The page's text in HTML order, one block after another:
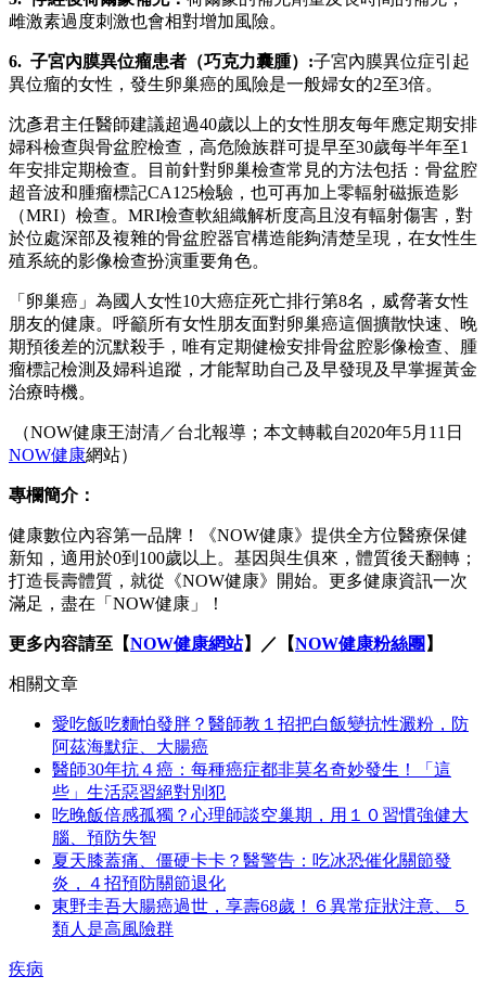
雌激素過度刺激也會相對增加風險。
6. 子宮內膜異位瘤患者（巧克力囊腫）:子宮內膜異位症引起
異位瘤的女性，發生卵巢癌的風險是一般婦女的2至3倍。
沈彥君主任醫師建議超過40歲以上的女性朋友每年應定期安排
婦科檢查與骨盆腔檢查，高危險族群可提早至30歲每半年至1
年安排定期檢查。目前針對卵巢檢查常見的方法包括：骨盆腔
超音波和腫瘤標記CA125檢驗，也可再加上零輻射磁振造影
（MRI）檢查。MRI檢查軟組織解析度高且沒有輻射傷害，對
於位處深部及複雜的骨盆腔器官構造能夠清楚呈現，在女性生
殖系統的影像檢查扮演重要角色。
「卵巢癌」為國人女性10大癌症死亡排行第8名，威脅著女性
朋友的健康。呼籲所有女性朋友面對卵巢癌這個擴散快速、晚
期預後差的沉默殺手，唯有定期健檢安排骨盆腔影像檢查、腫
瘤標記檢測及婦科追蹤，才能幫助自己及早發現及早掌握黃金
治療時機。
（NOW健康王澍清／台北報導；本文轉載自2020年5月11日
NOW健康網站）
專欄簡介：
健康數位內容第一品牌！《NOW健康》提供全方位醫療保健
新知，適用於0到100歲以上。基因與生俱來，體質後天翻轉；
打造長壽體質，就從《NOW健康》開始。更多健康資訊一次
滿足，盡在「NOW健康」！
更多內容請至【NOW健康網站】／【NOW健康粉絲團 】
相關文章
愛吃飯吃麵怕發胖？醫師教１招把白飯變抗性澱粉，防
阿茲海默症、大腸癌
醫師30年抗４癌：每種癌症都非莫名奇妙發生！「這
些」生活惡習絕對別犯
吃晚飯倍感孤獨？心理師談空巢期，用１０習慣強健大
腦、預防失智
夏天膝蓋痛、僵硬卡卡？醫警告：吃冰恐催化關節發
炎，４招預防關節退化
東野圭吾大腸癌過世，享壽68歲！６異常症狀注意、５
類人是高風險群
疾病